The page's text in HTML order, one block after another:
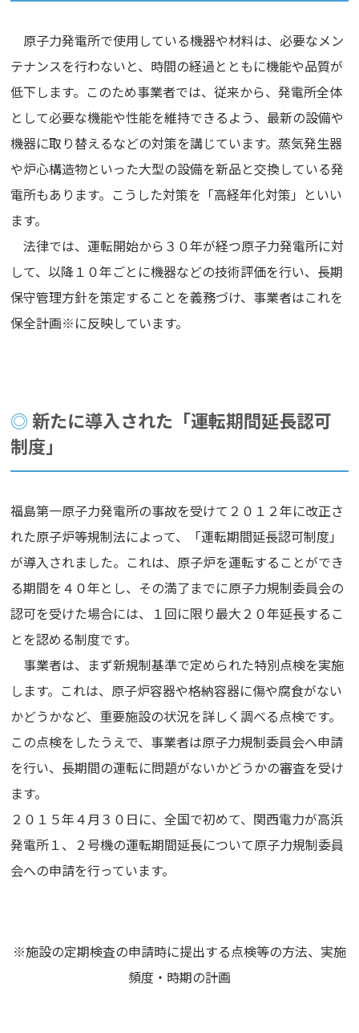
原子力発電所で使用している機器や材料は、必要なメン
テナンスを行わないと、時間の経過とともに機能や品質が
低下します。このため事業者では、従来から、発電所全体
として必要な機能や性能を維持できるよう、最新の設備や
機器に取り替えるなどの対策を講じています。蒸気発生器
や炉心構造物といった大型の設備を新品と交換している発
電所もあります。こうした対策を「高経年化対策」といい
ます。
法律では、運転開始から３０年が経つ原子力発電所に対
して、以降１０年ごとに機器などの技術評価を行い、長期
保守管理方針を策定することを義務づけ、事業者はこれを
保全計画※に反映しています。
新たに導入された「運転期間延長認可
制度」
福島第一原子力発電所の事故を受けて２０１２年に改正さ
れた原子炉等規制法によって、「運転期間延長認可制度」
が導入されました。これは、原子炉を運転することができ
る期間を４０年とし、その満了までに原子力規制委員会の
認可を受けた場合には、１回に限り最大２０年延長するこ
とを認める制度です。
事業者は、まず新規制基準で定められた特別点検を実施
します。これは、原子炉容器や格納容器に傷や腐食がない
かどうかなど、重要施設の状況を詳しく調べる点検です。
この点検をしたうえで、事業者は原子力規制委員会へ申請
を行い、長期間の運転に問題がないかどうかの審査を受け
ます。
２０１５年４月３０日に、全国で初めて、関西電力が高浜
発電所１、２号機の運転期間延長について原子力規制委員
会への申請を行っています。
※施設の定期検査の申請時に提出する点検等の方法、実施
頻度・時期の計画